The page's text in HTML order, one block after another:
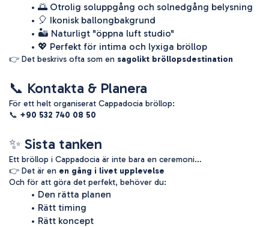
🌅 Otrolig soluppgång och solnedgång belysning
🎈 Ikonisk ballongbakgrund
🏜️ Naturligt "öppna luft studio"
💖 Perfekt för intima och lyxiga bröllop
👉 Det beskrivs ofta som en sagolikt bröllopsdestination
📞 Kontakta & Planera
För ett helt organiserat Cappadocia bröllop:
📞 +90 532 740 08 50
✨ Sista tanken
Ett bröllop i Cappadocia är inte bara en ceremoni…
👉 Det är en en gång i livet upplevelse
Och för att göra det perfekt, behöver du:
Den rätta planen
Rätt timing
Rätt koncept